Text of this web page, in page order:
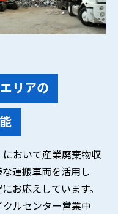
リアの
おいて産業廃棄物収
運搬車両を活用し
お応えしています。
ルセンター営業中